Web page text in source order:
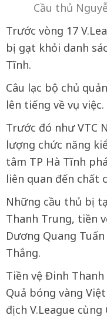
Cầu thủ
Trước vòng 17
bị gạt khỏi danh
Tĩnh.
Câu lạc bộ chủ
lên tiếng về vụ việc.
Trước đó như VTC
lượng chức năng
tâm TP Hà Tĩnh
liên quan đến chất
Những cầu thủ bị
Thanh Trung, tiền
Dương Quang
Thắng.
Tiền vệ Đinh
Quả bóng vàng
địch V.League